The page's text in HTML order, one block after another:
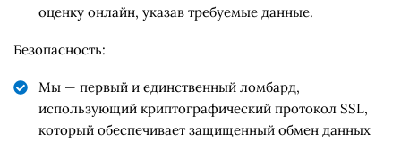
оценку онлайн, указав требуемые данные.
Безопасность:
Мы — первый и единственный ломбард,
использующий криптографический протокол SSL,
который обеспечивает защищенный обмен данных